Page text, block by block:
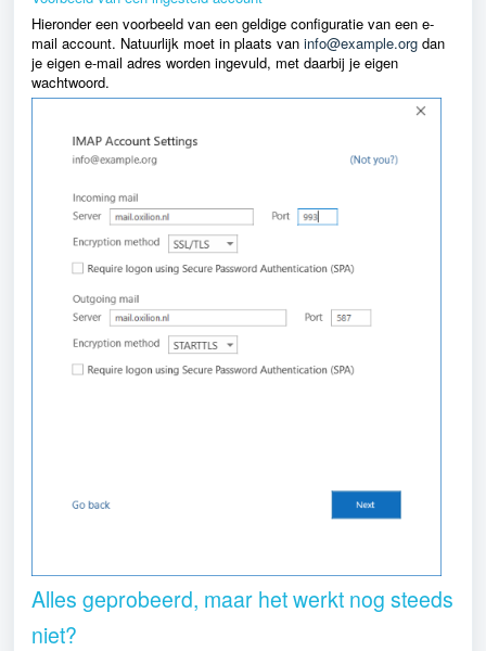
Hieronder een voorbeeld van een geldige configuratie van een e-
mail account. Natuurlijk moet in plaats van info@example.org dan
je eigen e-mail adres worden ingevuld, met daarbij je eigen
wachtwoord.
Alles geprobeerd, maar het werkt nog steeds
niet?